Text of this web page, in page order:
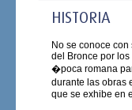
HISTORIA
No se conoce
del Bronce por
�poca romana
durante las obras
que se exhibe en